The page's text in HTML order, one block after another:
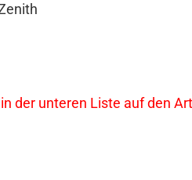
der unteren Liste auf den